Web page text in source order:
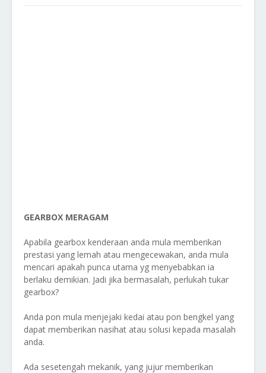
GEARBOX MERAGAM
Apabila gearbox kenderaan anda mula memberikan
prestasi yang lemah atau mengecewakan, anda mula
mencari apakah punca utama yg menyebabkan ia
berlaku demikian. Jadi jika bermasalah, perlukah tukar
gearbox?
Anda pon mula menjejaki kedai atau pon bengkel yang
dapat memberikan nasihat atau solusi kepada masalah
anda.
Ada sesetengah mekanik, yang jujur memberikan